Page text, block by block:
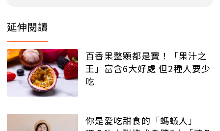
延伸閱讀
百香果整顆都是寶！「果汁之
王」富含6大好處 但2種人要少
吃
你是愛吃甜食的「螞蟻人」